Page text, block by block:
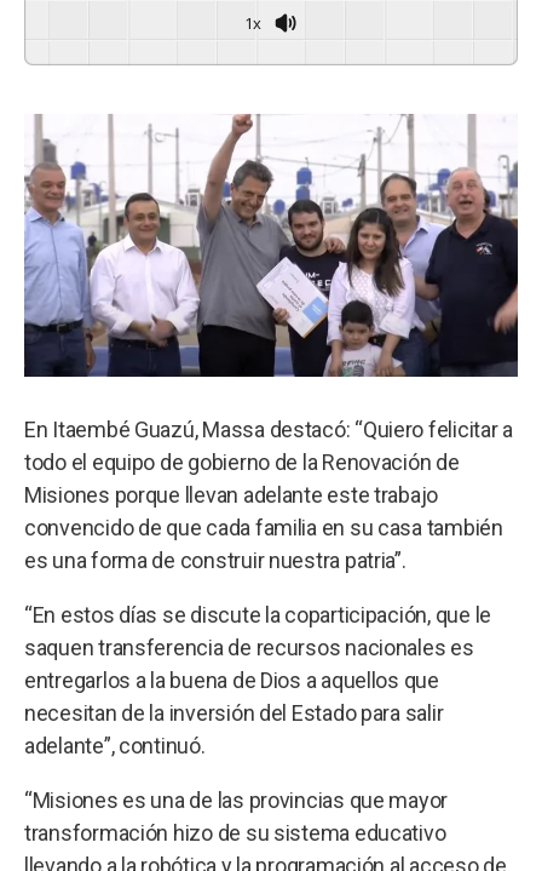
1x
En Itaembé Guazú, Massa destacó: “Quiero felicitar a
todo el equipo de gobierno de la Renovación de
Misiones porque llevan adelante este trabajo
convencido de que cada familia en su casa también
es una forma de construir nuestra patria”.
“En estos días se discute la coparticipación, que le
saquen transferencia de recursos nacionales es
entregarlos a la buena de Dios a aquellos que
necesitan de la inversión del Estado para salir
adelante”, continuó.
“Misiones es una de las provincias que mayor
transformación hizo de su sistema educativo
llevando a la robótica y la programación al acceso de